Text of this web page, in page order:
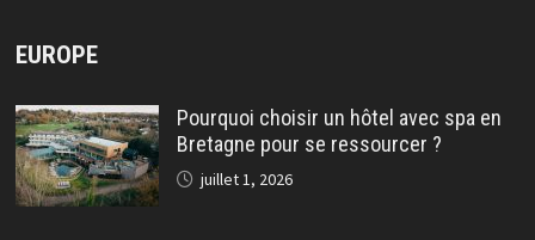
EUROPE
Pourquoi choisir un hôtel avec spa en
Bretagne pour se ressourcer ?
juillet 1, 2026